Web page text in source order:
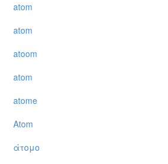
atom
atom
atoom
atom
atome
Atom
άτoμo